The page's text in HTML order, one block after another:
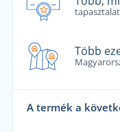
Több
A termék a